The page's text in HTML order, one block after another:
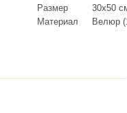
Размер
30х50
Материал
Велюр